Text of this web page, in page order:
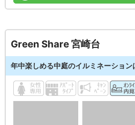
Green Share 宮崎台
年中楽しめる中庭のイルミネーション